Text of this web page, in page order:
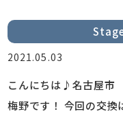
2021.05.03
こんにちは♪名古屋
梅野です！ 今回の交